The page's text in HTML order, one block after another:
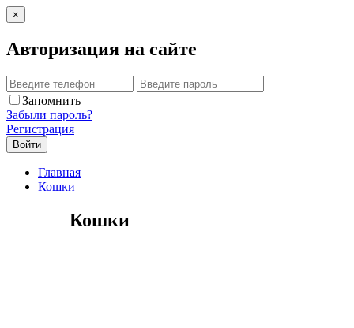
×
Авторизация на сайте
Запомнить
Забыли пароль?
Регистрация
Главная
Кошки
Кошки